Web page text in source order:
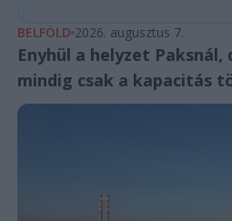
BELFÖLD 2026. augusztus 7.
Enyhül a helyzet Paksnál,
mindig csak a kapacitás